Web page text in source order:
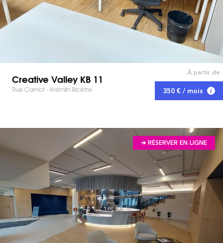
Creative Valley KB 11
Rue Carnot - Kremlin Bicêtre
À partir de
350 € / mois
➔ RÉSERVER EN LIGNE